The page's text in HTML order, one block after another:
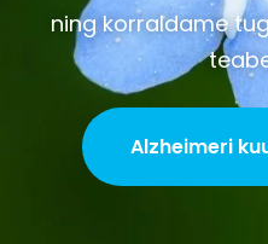
ning korraldame
Alzheimeri